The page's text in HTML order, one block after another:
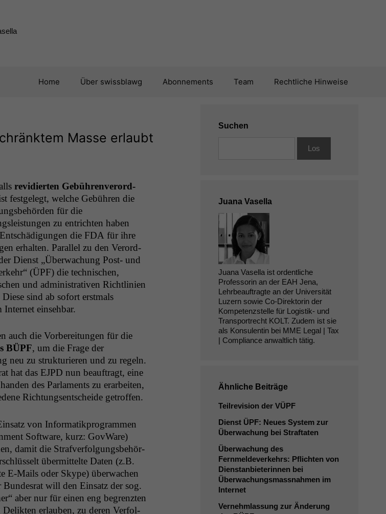
Home Über swissblawg Abonnements Team Rechtliche Hinweise
Masse erlaubt
rev­i­dierten Gebühren­verord­
fest­gelegt, welche Gebühren die
für die
zu entricht­en haben
die FDA für ihre
erhal­ten. Par­al­lel zu den Verord­
Dienst „Überwachung Post- und
(ÜPF) die tech­nis­chen,
und admin­is­tra­tiv­en Richtlin­ien
sind ab sofort erst­mals
einsehbar.
auch die Vor­bere­itun­gen für die
BÜPF, um die Frage der
neu zu struk­turi­eren und zu regeln.
hat das EJPD nun beauf­tragt, eine
des Par­la­ments zu erar­beit­en,
Rich­tungsentschei­de getroffen.
von Infor­matikpro­gram­men
Soft­ware, kurz: Gov­Ware)
über­mit­telte Dat­en (z.B.
E‑Mails oder Skype) überwachen
will den Ein­satz der sog.
aber nur für einen eng begren­zten
erlauben, zu deren Ver­fol­
Suchen
Juana Vasella
Juana Vasella ist ordentliche
Professorin an der EAH Jena,
Lehrbeauftragte an der Universität
Luzern sowie Co-Direktorin der
Kompetenzstelle für Logistik- und
Transportrecht KOLT. Zudem ist sie
als Konsulentin bei MME Legal | Tax
| Compliance anwaltlich tätig.
Ähnliche Beiträge
Teilrevision der VÜPF
Dienst ÜPF: Neues System zur
Überwachung bei Straftaten
Überwachung des
Fernmeldeverkehrs: Pflichten von
Dienstanbieterinnen bei
Überwachungsmassnahmen im
Internet
Vernehmlassung zur Änderung